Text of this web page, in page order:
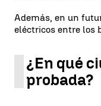
Además, en un
eléctricos entre los
¿En qué
probada?